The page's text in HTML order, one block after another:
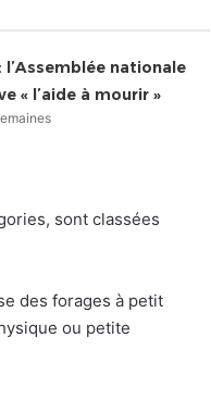
l’Assemblée nationale
« l’aide à mourir »
sont classées
des forages à petit
ou petite